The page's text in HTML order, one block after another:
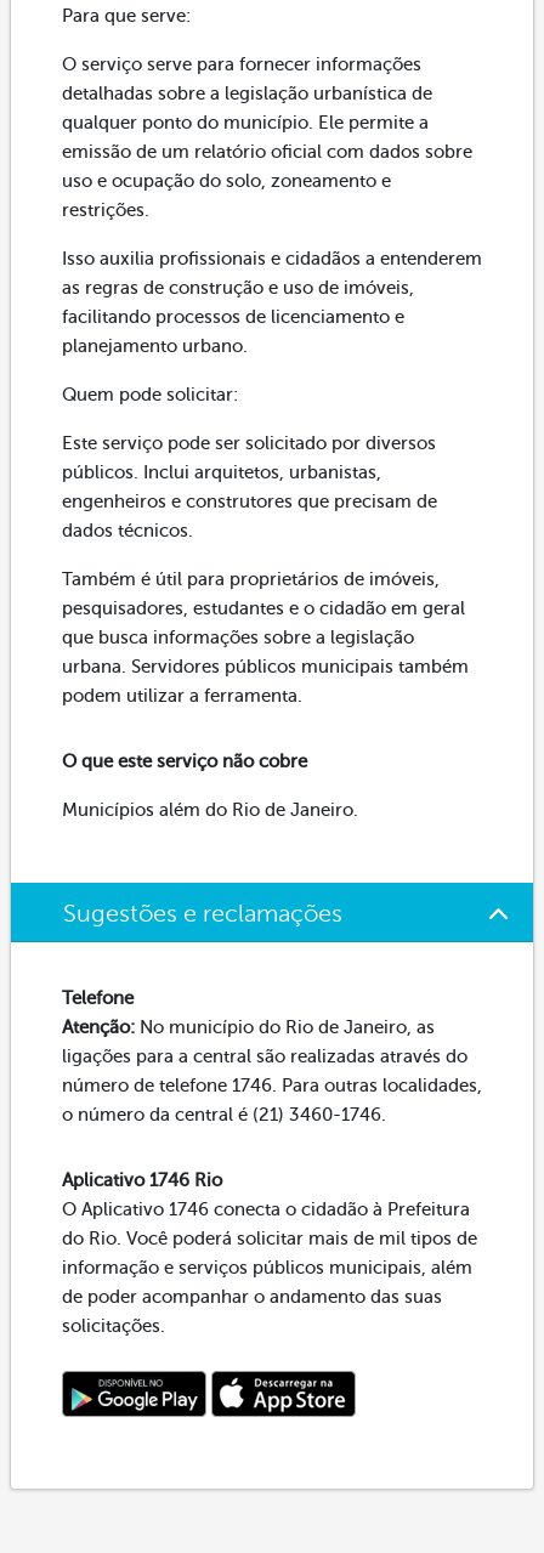
Para que serve:
O serviço serve para fornecer informações
detalhadas sobre a legislação urbanística de
qualquer ponto do município. Ele permite a
emissão de um relatório oficial com dados sobre
uso e ocupação do solo, zoneamento e
restrições.
Isso auxilia profissionais e cidadãos a entenderem
as regras de construção e uso de imóveis,
facilitando processos de licenciamento e
planejamento urbano.
Quem pode solicitar:
Este serviço pode ser solicitado por diversos
públicos. Inclui arquitetos, urbanistas,
engenheiros e construtores que precisam de
dados técnicos.
Também é útil para proprietários de imóveis,
pesquisadores, estudantes e o cidadão em geral
que busca informações sobre a legislação
urbana. Servidores públicos municipais também
podem utilizar a ferramenta.
O que este serviço não cobre
Municípios além do Rio de Janeiro.
Sugestões e reclamações
Telefone
Atenção: No município do Rio de Janeiro, as
ligações para a central são realizadas através do
número de telefone 1746. Para outras localidades,
o número da central é (21) 3460-1746.
Aplicativo 1746 Rio
O Aplicativo 1746 conecta o cidadão à Prefeitura
do Rio. Você poderá solicitar mais de mil tipos de
informação e serviços públicos municipais, além
de poder acompanhar o andamento das suas
solicitações.